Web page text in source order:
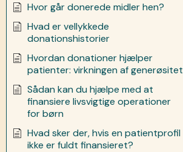
Hvor går donerede midler hen?
Hvad er vellykkede
donationshistorier
Hvordan donationer hjælper
patienter: virkningen af generøsitet
Sådan kan du hjælpe med at
finansiere livsvigtige operationer
for børn
Hvad sker der, hvis en patientprofil
ikke er fuldt finansieret?